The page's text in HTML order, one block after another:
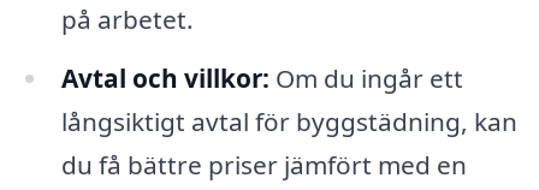
på arbetet.
Avtal och villkor: Om du ingår ett
långsiktigt avtal för byggstädning, kan
du få bättre priser jämfört med en